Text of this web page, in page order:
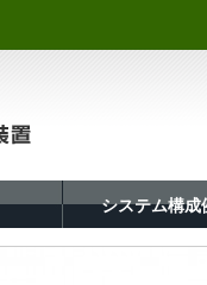
システム構成